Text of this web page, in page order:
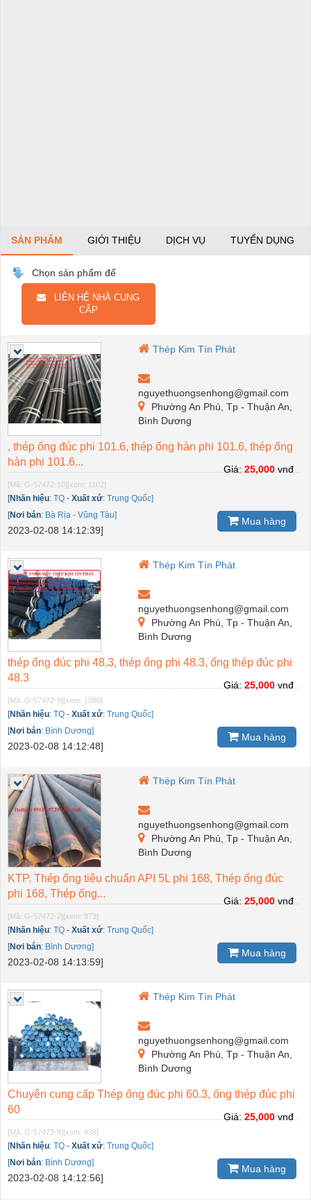
SẢN PHẨM GIỚI THIỆU DỊCH VỤ TUYỂN DỤNG
Chọn sản phẩm để
LIÊN HỆ NHÀ CUNG
CẤP
Thép Kim Tín Phát
nguyethuongsenhong@gmail.com
Phường An Phú, Tp - Thuận An,
Bình Dương
, thép ống đúc phi 101.6, thép ống hàn phi 101.6, thép ống
hàn phi 101.6...
[Mã: G-57472-10][xem: 1102]
[Nhãn hiệu: TQ - Xuất xứ: Trung Quốc]
[Nơi bán: Bà Rịa - Vũng Tàu]
2023-02-08 14:12:39]
Giá: 25,000 vnđ
Mua hàng
Thép Kim Tín Phát
nguyethuongsenhong@gmail.com
Phường An Phú, Tp - Thuận An,
Bình Dương
thép ống đúc phi 48.3, thép ống phi 48.3, ống thép đúc phi
48.3
[Mã: G-57472-9][xem: 1090]
[Nhãn hiệu: TQ - Xuất xứ: Trung Quốc]
[Nơi bán: Bình Dương]
2023-02-08 14:12:48]
Giá: 25,000 vnđ
Mua hàng
Thép Kim Tín Phát
nguyethuongsenhong@gmail.com
Phường An Phú, Tp - Thuận An,
Bình Dương
KTP. Thép ống tiêu chuẩn API 5L phi 168, Thép ống đúc
phi 168, Thép ống...
[Mã: G-57472-2][xem: 973]
[Nhãn hiệu: TQ - Xuất xứ: Trung Quốc]
[Nơi bán: Bình Dương]
2023-02-08 14:13:59]
Giá: 25,000 vnđ
Mua hàng
Thép Kim Tín Phát
nguyethuongsenhong@gmail.com
Phường An Phú, Tp - Thuận An,
Bình Dương
Chuyên cung cấp Thép ống đúc phi 60.3, ống thép đúc phi
60
[Mã: G-57472-8][xem: 938]
[Nhãn hiệu: TQ - Xuất xứ: Trung Quốc]
[Nơi bán: Bình Dương]
2023-02-08 14:12:56]
Giá: 25,000 vnđ
Mua hàng